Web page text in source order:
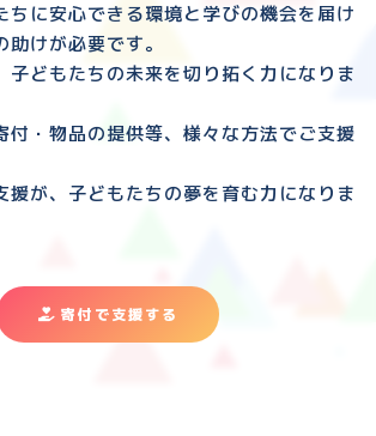
ちに安心できる環境と 学びの機会を届け
けが必要です。
子どもたちの未来を切り拓く力になりま
付・物品の提供等、様々な方法でご支援
援が、子どもたちの夢を育む力になりま
寄付で支援する